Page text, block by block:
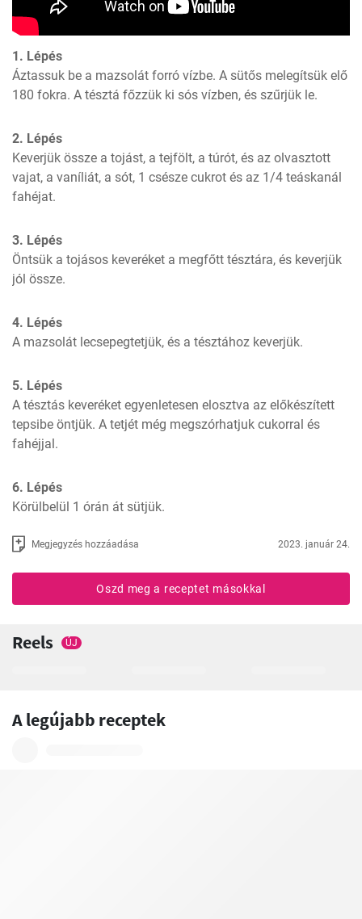
1. Lépés
Áztassuk be a mazsolát forró vízbe. A sütős melegítsük elő
180 fokra. A tésztá főzzük ki sós vízben, és szűrjük le.
2. Lépés
Keverjük össze a tojást, a tejfölt, a túrót, és az olvasztott
vajat, a vaníliát, a sót, 1 csésze cukrot és az 1/4 teáskanál
fahéjat.
3. Lépés
Öntsük a tojásos keveréket a megfőtt tésztára, és keverjük
jól össze.
4. Lépés
A mazsolát lecsepegtetjük, és a tésztához keverjük.
5. Lépés
A tésztás keveréket egyenletesen elosztva az előkészített
tepsibe öntjük. A tetjét még megszórhatjuk cukorral és
fahéjjal.
6. Lépés
Körülbelül 1 órán át sütjük.
Megjegyzés hozzáadása 2023. január 24.
Oszd meg a receptet másokkal
Reels ÚJ
A legújabb receptek